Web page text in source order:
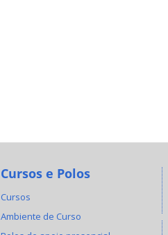
Cursos e Polos
Cursos
Ambiente de Curso